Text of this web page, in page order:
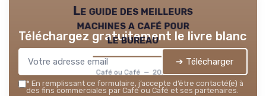
Le guide des meilleurs
machines a café pour
le bureau
Café ou Café — 2026
Téléchargez gratuitement le livre blanc
➔ Télécharger
* En remplissant ce formulaire, j’accepte d’être contacté(e) à
des fins commerciales par Café ou Café et ses partenaires.